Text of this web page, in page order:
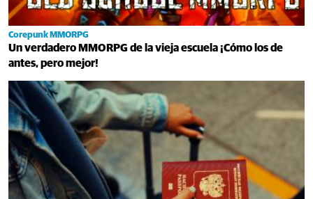
Corepunk MMORPG
Un verdadero MMORPG de la vieja escuela ¡Cómo los de
antes, pero mejor!